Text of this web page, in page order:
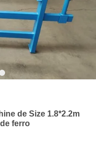
de Size 1.8*2.2m
ferro